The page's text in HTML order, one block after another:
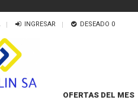
INGRESAR DESEADO 0
OFERTAS DEL MES